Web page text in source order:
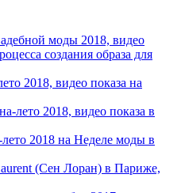
моды 2018, видео
создания образа для
2018, видео показа на
лето 2018, видео показа в
2018 на Неделе моды в
(Сен Лоран) в Париже,